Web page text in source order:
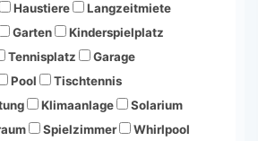
Haustiere
Langzeitmiete
Garten
Kinderspielplatz
Tennisplatz
Garage
Pool
Tischtennis
Klimaanlage
Solarium
Spielzimmer
Whirlpool